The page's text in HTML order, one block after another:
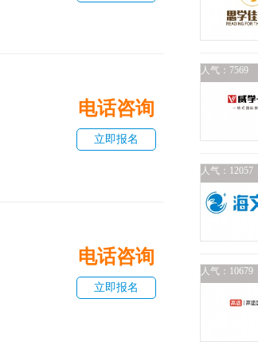
电话咨询
立即报名
电话咨询
立即报名
人气：7569
人气：12057
人气：10679